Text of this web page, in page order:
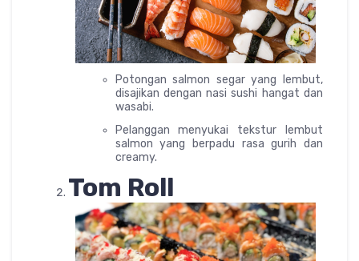
Potongan salmon segar yang lembut,
disajikan dengan nasi sushi hangat dan
wasabi.
Pelanggan menyukai tekstur lembut
salmon yang berpadu rasa gurih dan
creamy.
Tom Roll